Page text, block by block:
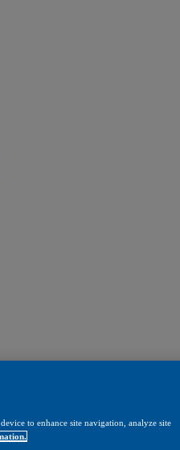
to enhance site navigation, analyze site